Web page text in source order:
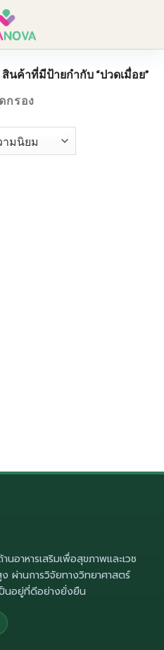
สินค้าที่มีป้ายกำกับ “ปวดเมื่อย”
กรอง
อาหารเสริมเพื่อสุขภาพและเวช
ผ่านการวิจัยทางวิทยาศาสตร์
นอยู่ที่ดีอย่างยั่งยืน